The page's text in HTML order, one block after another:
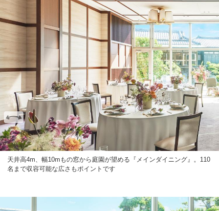
天井高4m、幅10mもの窓から庭園が望める『メインダイニング』。110
名まで収容可能な広さもポイントです